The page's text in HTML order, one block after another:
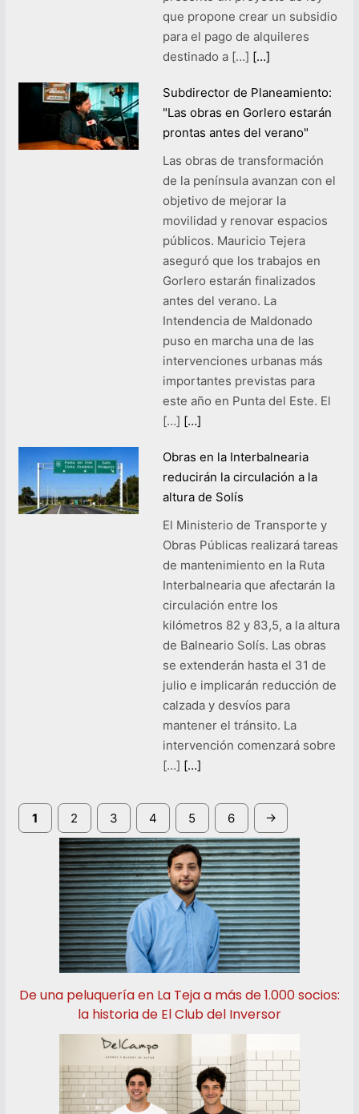
que propone crear un subsidio
para el pago de alquileres
destinado a […] […]
Subdirector de Planeamiento:
"Las obras en Gorlero estarán
prontas antes del verano"
Las obras de transformación
de la península avanzan con el
objetivo de mejorar la
movilidad y renovar espacios
públicos. Mauricio Tejera
aseguró que los trabajos en
Gorlero estarán finalizados
antes del verano. La
Intendencia de Maldonado
puso en marcha una de las
intervenciones urbanas más
importantes previstas para
este año en Punta del Este. El
[…] […]
Obras en la Interbalnearia
reducirán la circulación a la
altura de Solís
El Ministerio de Transporte y
Obras Públicas realizará tareas
de mantenimiento en la Ruta
Interbalnearia que afectarán la
circulación entre los
kilómetros 82 y 83,5, a la altura
de Balneario Solís. Las obras
se extenderán hasta el 31 de
julio e implicarán reducción de
calzada y desvíos para
mantener el tránsito. La
intervención comenzará sobre
[…] […]
1 2 3 4 5 6 →
De una peluquería en La Teja a más de 1.000 socios:
la historia de El Club del Inversor